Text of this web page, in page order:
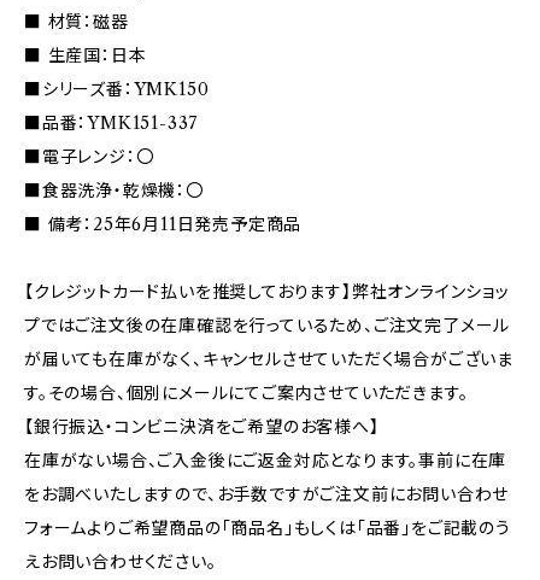
■ 材質：磁器
■ 生産国：日本
■シリーズ番：YMK150
■品番：YMK151-337
■電子レンジ：〇
■食器洗浄・乾燥機：〇
■ 備考：25年6月11日発売予定商品
【クレジットカード払いを推奨しております】弊社オンラインショッ
プではご注文後の在庫確認を行っているため、ご注文完了メール
が届いても在庫がなく、キャンセルさせていただく場合がございま
す。その場合、個別にメールにてご案内させていただきます。
【銀行振込・コンビニ決済をご希望のお客様へ】
在庫がない場合、ご入金後にご返金対応となります。事前に在庫
をお調べいたしますので、お手数ですがご注文前にお問い合わせ
フォームよりご希望商品の「商品名」もしくは「品番」をご記載のう
えお問い合わせください。